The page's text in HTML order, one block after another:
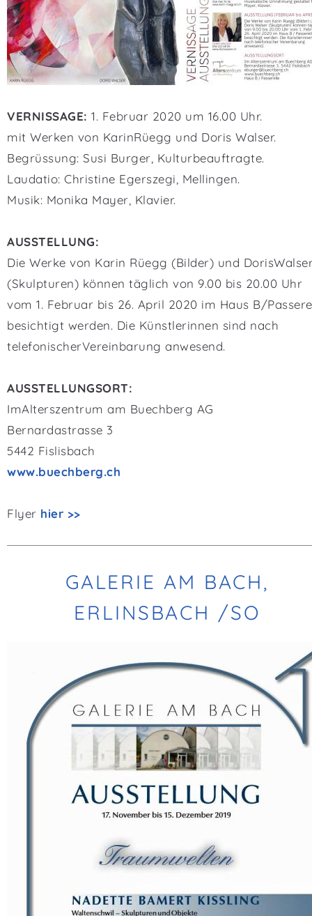
VERNISSAGE: 1. Februar 2020 um 16.00 Uhr.
mit Werken von KarinRüegg und Doris Walser.
Begrüssung: Susi Burger, Kulturbeauftragte.
Laudatio: Christine Egerszegi, Mellingen.
Musik: Monika Mayer, Klavier.
AUSSTELLUNG:
Die Werke von Karin Rüegg (Bilder) und
(Skulpturen) können täglich von 9.00 bis 20.00 Uhr
vom 1. Februar bis 26. April 2020 im Haus B/
besichtigt werden. Die Künstlerinnen sind nach
telefonischerVereinbarung anwesend.
AUSSTELLUNGSORT:
ImAlterszentrum am Buechberg AG
Bernardastrasse 3
5442 Fislisbach
www.buechberg.ch
Flyer hier >>
GALERIE AM BACH,
ERLINSBACH /SO